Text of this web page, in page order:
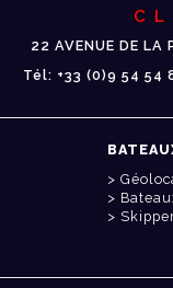
22 AVENUE DE LA
Tél: +33 (0)9 54 54